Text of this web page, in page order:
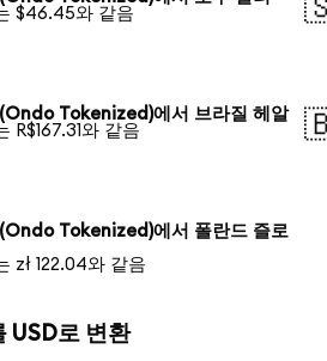
$46.45와 같음
Tokenized)에서 브라질 헤알
R$167.31와 같음
Tokenized)에서 폴란드 즐로
zł 122.04와 같음
USD로 변환